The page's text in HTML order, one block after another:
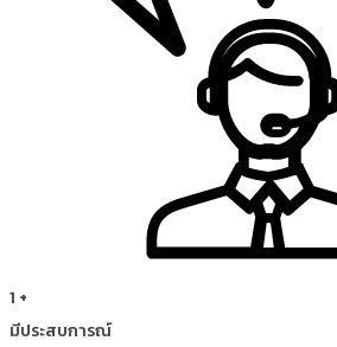
1 +
มีประสบการณ์